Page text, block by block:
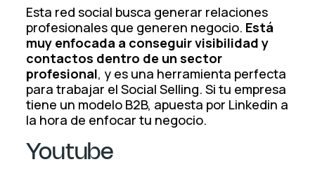
Esta red social busca generar relaciones
profesionales que generen negocio. Está
muy enfocada a conseguir visibilidad y
contactos dentro de un sector
profesional, y es una herramienta perfecta
para trabajar el Social Selling. Si tu empresa
tiene un modelo B2B, apuesta por Linkedin a
la hora de enfocar tu negocio.
Youtube